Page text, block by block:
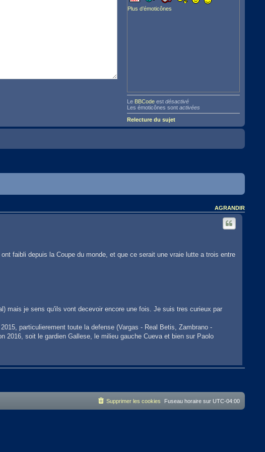
Plus d’émoticônes
Le BBCodeest désactivé
Les émoticônes sont activées
Relecture du sujet
AGRANDIR
faibli depuis la Coupe du monde, et que ce serait une vraie lutte a trois entre
mais je sens qu'ils vont decevoir encore une fois. Je suis tres curieux par
particulierement toute la defense (Vargas - Real Betis, Zambrano -
2016, soit le gardien Gallese, le milieu gauche Cueva et bien sur Paolo
de Nantes. De ce que j'ai lu, le milieu central et capitaine Thomas Rincon
Fuseau horaire sur UTC-04:00
Supprimer les cookies